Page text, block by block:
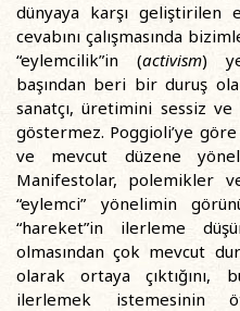
dünyaya karşı
cevabını çalışmasında
“eylemcilik”in (activism)
başından beri bir duruş
sanatçı, üretimini sessiz
göstermez. Poggioli’ye
ve mevcut düzene
Manifestolar, polemikler
“eylemci” yönelimin
“hareket”in ilerleme
olmasından çok mevcut
olarak ortaya çıktığını,
ilerlemek istemesinin